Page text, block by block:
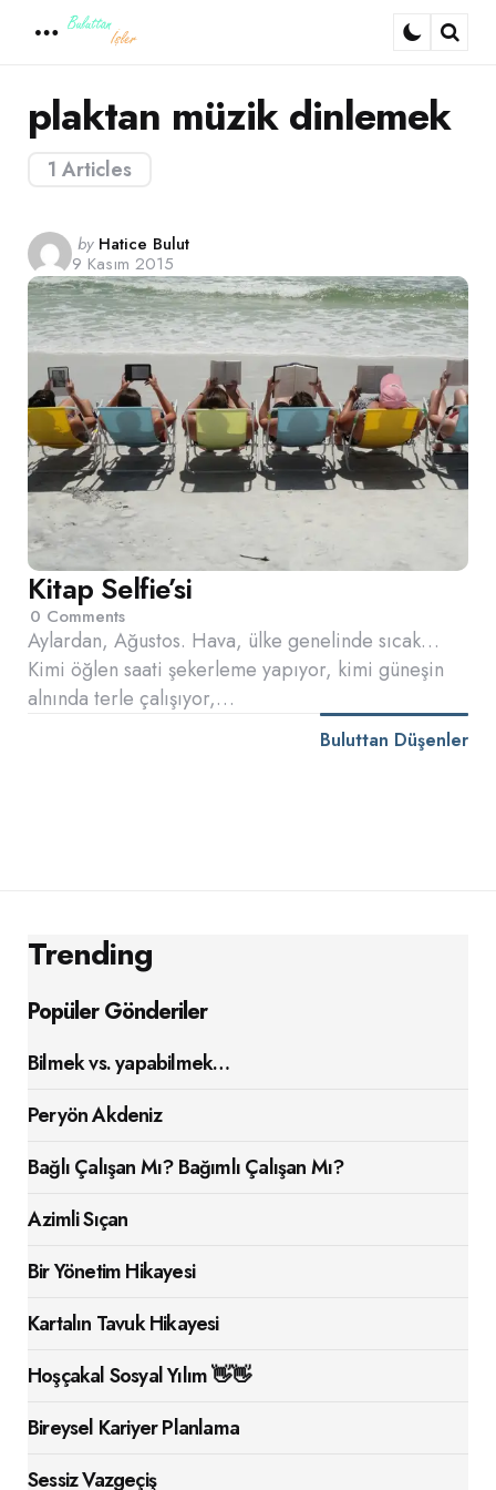
1 Articles
plaktan müzik dinlemek
Posted
by
by Hatice Bulut
9 Kasım 2015
Kitap Selfie’si
0 Comments
Aylardan, Ağustos. Hava, ülke genelinde sıcak…
Kimi öğlen saati şekerleme yapıyor, kimi güneşin
alnında terle çalışıyor,…
Buluttan Düşenler
Trending
Popüler Gönderiler
Bilmek vs. yapabilmek…
Peryön Akdeniz
Bağlı Çalışan Mı? Bağımlı Çalışan Mı?
Azimli Sıçan
Bir Yönetim Hikayesi
Kartalın Tavuk Hikayesi
Hoşçakal Sosyal Yılım 👋👋
Bireysel Kariyer Planlama
Sessiz Vazgeçiş